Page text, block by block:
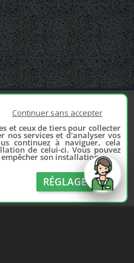
les
de pièces
vous ruiner !
Continuer sans accepter
et ceux de tiers pour collecter
services et d'analyser vos
continuez à naviguer, cela
de celui-ci. Vous pouvez
son installation.
RÉGLAGE